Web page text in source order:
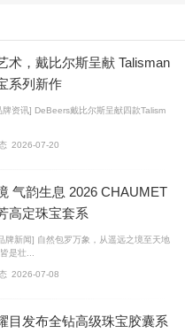
for the Stars臻品珠
术，戴比尔斯呈献 Talisman
系列新作
牌资讯] DeBeers戴比尔斯呈献四款Talism
2026-07-20
气韵生息 2026 CHAUMET
高定珠宝套系
牌新闻] 自然包罗万象，从遥远之境至天地
是壮...
2026-07-08
目发布全钻高级珠宝胶囊系